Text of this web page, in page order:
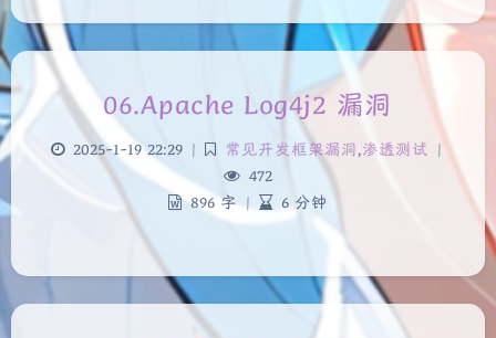
06.Apache Log4j2 漏洞
2025-1-19 22:29 | 常见开发框架漏洞,渗透测试 |
472
896 字 | 6 分钟